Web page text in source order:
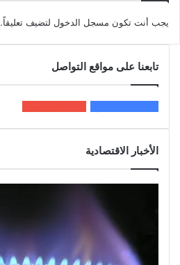
يجب أنت تكون مسجل الدخول لتضيف تعليقاً.
تابعنا على مواقع التواصل
الأخبار الاقتصادية